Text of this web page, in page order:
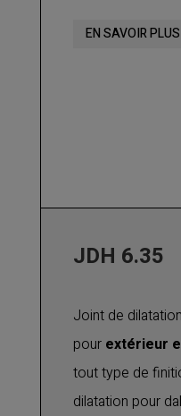
de dilatation.
Pour joint de sol
extérieur
EN SAVOIR PLUS
JDH 6.35
Joint de
pour extérieur
tout type de
dilatation pour